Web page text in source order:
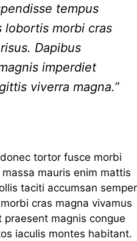
tempus
lobortis morbi cras
Dapibus
imperdiet
viverra magna.”
tortor fusce morbi
mauris enim mattis
taciti accumsan semper
cras magna vivamus
magnis congue
iaculis montes habitant.